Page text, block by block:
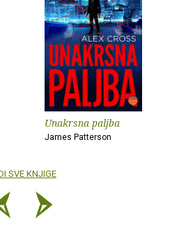
Unakrsna paljba
James Patterson
SVE KNJIGE